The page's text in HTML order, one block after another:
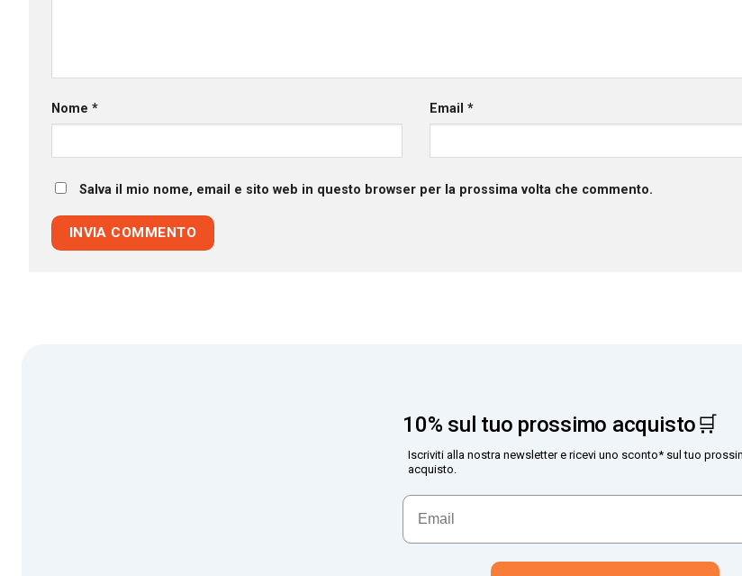
Nome * Email *
Salva il mio nome, email e sito web in questo browser per la prossima volta che commento.
10% sul tuo prossimo acquisto🛒
Iscriviti alla nostra newsletter e ricevi uno sconto* sul tuo
acquisto.